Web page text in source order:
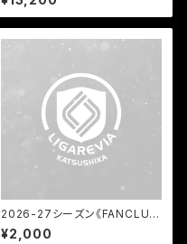
2026-27シーズン《FANCLU
B》WHITE会員
¥2,000